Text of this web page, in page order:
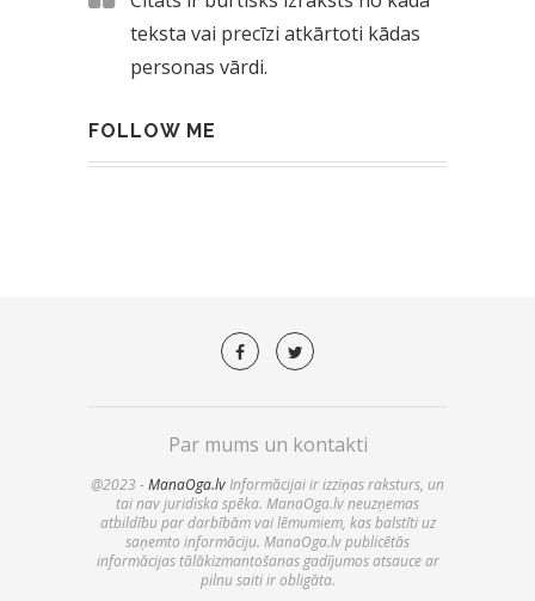
teksta vai precīzi atkārtoti kādas
personas vārdi.
FOLLOW ME
Par mums un kontakti
@2023 - ManaOga.lvInformācijai ir izziņas raksturs, un
tai nav juridiska spēka. ManaOga.lv neuzņemas
atbildību par darbībām vai lēmumiem, kas balstīti uz
saņemto informāciju. ManaOga.lv publicētās
informācijas tālākizmantošanas gadījumos atsauce ar
pilnu saiti ir obligāta.